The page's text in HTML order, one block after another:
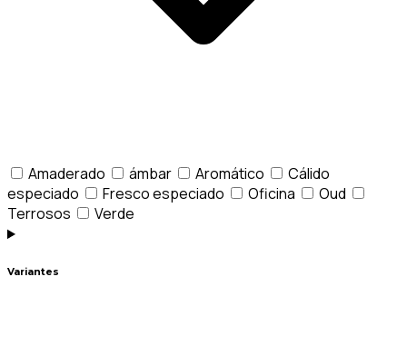
Amaderado ámbar Aromático
Cálido
especiado
Fresco especiado Oficina
Oud
Terrosos
Verde
Variantes